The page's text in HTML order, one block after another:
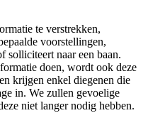
te verstrekken,
voorstellingen,
solliciteert naar een baan.
doen, wordt ook deze
krijgen enkel diegenen die
in. We zullen gevoelige
niet langer nodig hebben.